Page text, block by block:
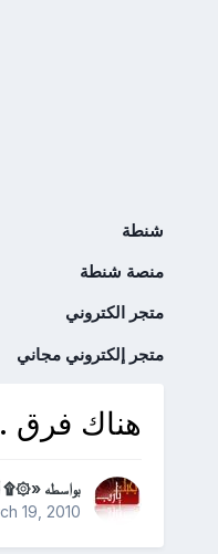
شنطة
منصة شنطة
متجر الكتروني
متجر إلكتروني مجاني
هناك فرق
بواسطه «۞۩
19, 2010